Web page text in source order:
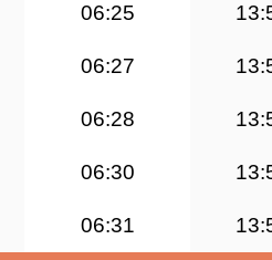
06:25
06:27
06:28
06:30
06:31